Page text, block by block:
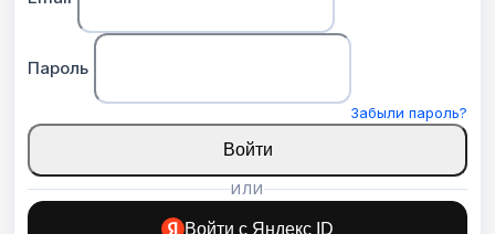
Пароль
Забыли пароль?
Войти
ИЛИ
Войти с Яндекс ID